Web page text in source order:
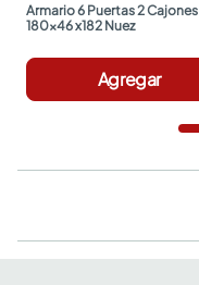
Armario 6 Puertas 2 Cajones
180x46 x182 Nuez
Agregar